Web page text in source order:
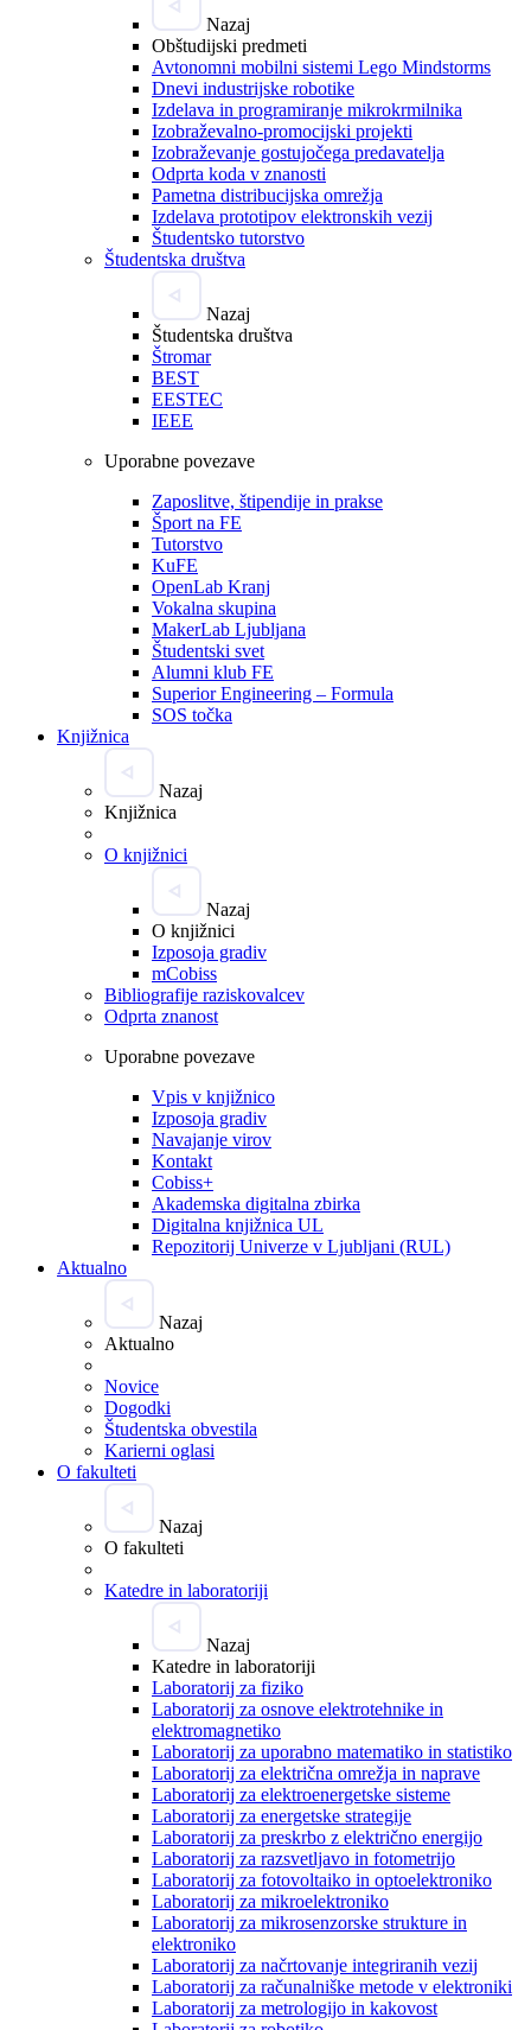
Nazaj
Obštudijski predmeti
Avtonomni mobilni sistemi Lego Mindstorms
Dnevi industrijske robotike
Izdelava in programiranje mikrokrmilnika
Izobraževalno-promocijski projekti
Izobraževanje gostujočega predavatelja
Odprta koda v znanosti
Pametna distribucijska omrežja
Izdelava prototipov elektronskih vezij
Študentsko tutorstvo
Študentska društva
Nazaj
Študentska društva
Štromar
BEST
EESTEC
IEEE
Uporabne povezave
Zaposlitve, štipendije in prakse
Šport na FE
Tutorstvo
KuFE
OpenLab Kranj
Vokalna skupina
MakerLab Ljubljana
Študentski svet
Alumni klub FE
Superior Engineering – Formula
SOS točka
Knjižnica
Nazaj
Knjižnica
O knjižnici
Nazaj
O knjižnici
Izposoja gradiv
mCobiss
Bibliografije raziskovalcev
Odprta znanost
Uporabne povezave
Vpis v knjižnico
Izposoja gradiv
Navajanje virov
Kontakt
Cobiss+
Akademska digitalna zbirka
Digitalna knjižnica UL
Repozitorij Univerze v Ljubljani (RUL)
Aktualno
Nazaj
Aktualno
Novice
Dogodki
Študentska obvestila
Karierni oglasi
O fakulteti
Nazaj
O fakulteti
Katedre in laboratoriji
Nazaj
Katedre in laboratoriji
Laboratorij za fiziko
Laboratorij za osnove elektrotehnike in
elektromagnetiko
Laboratorij za uporabno matematiko in statistiko
Laboratorij za električna omrežja in naprave
Laboratorij za elektroenergetske sisteme
Laboratorij za energetske strategije
Laboratorij za preskrbo z električno energijo
Laboratorij za razsvetljavo in fotometrijo
Laboratorij za fotovoltaiko in optoelektroniko
Laboratorij za mikroelektroniko
Laboratorij za mikrosenzorske strukture in
elektroniko
Laboratorij za načrtovanje integriranih vezij
Laboratorij za računalniške metode v elektroniki
Laboratorij za metrologijo in kakovost